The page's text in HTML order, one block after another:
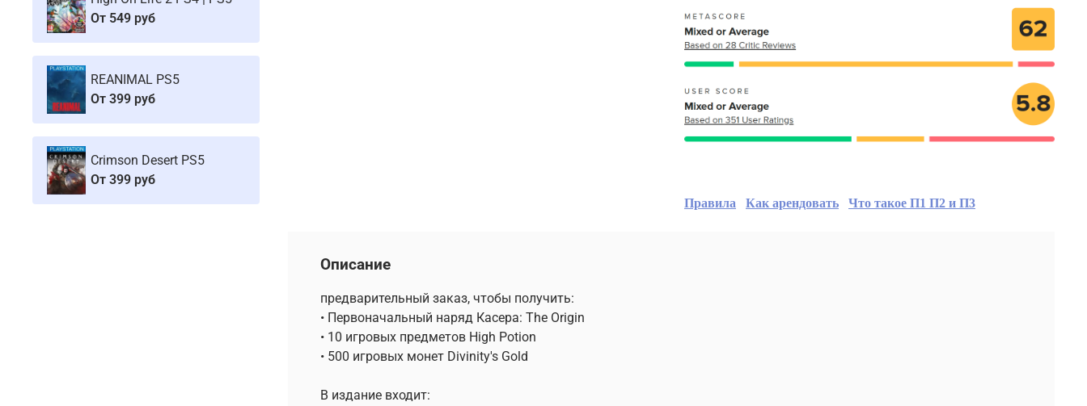
Правила Как арендовать Что такое П1 П2 и П3
Описание
предварительный заказ, чтобы получить:
• Первоначальный наряд Касера: The Origin
• 10 игровых предметов High Potion
• 500 игровых монет Divinity's Gold
В издание входит:
От 549 руб
REANIMAL PS5
От 399 руб
Crimson Desert PS5
От 399 руб